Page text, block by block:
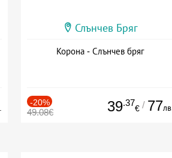
Слънчев Бряг
Корона - Слънчев бряг
-20%
49.08€ 39.37
€ / 77лв.